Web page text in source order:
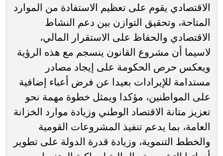
الاقتصادي يقوم على تعظيم الاستفادة من الموارد
المتاحة، وتحقيق التوازن بين دعم النشاط
الاقتصادي والحفاظ على الاستقرار المالي،
لاسيما أن مشروع القانون ينسجم مع هذه الرؤية
ويعكس حرص الحكومة على إيجاد مصادر
مستدامة للإيرادات بعيدا عن فرض أعباء إضافية
على المواطنين، مؤكدا ويمثل خطوة مهمة نحو
تعزيز متانة الاقتصاد الوطني وزيادة موارد الخزانة
العامة، بما يدعم تنفيذ المشروعات القومية
والخطط التنموية، وزيادة قدرة الدولة على تطوير